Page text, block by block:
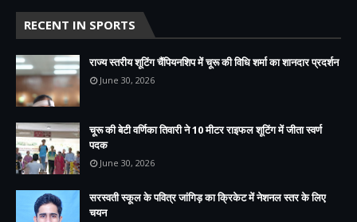
RECENT IN SPORTS
राज्य स्तरीय शूटिंग चैंपियनशिप में चूरू की विधि शर्मा का शानदार प्रदर्शन
June 30, 2026
चूरू की बेटी वर्णिका तिवारी ने 10 मीटर राइफल शूटिंग में जीता स्वर्ण
पदक
June 30, 2026
सरस्वती स्कूल के पवित्र जांगिड़ का क्रिकेट में नेशनल स्तर के लिए
चयन